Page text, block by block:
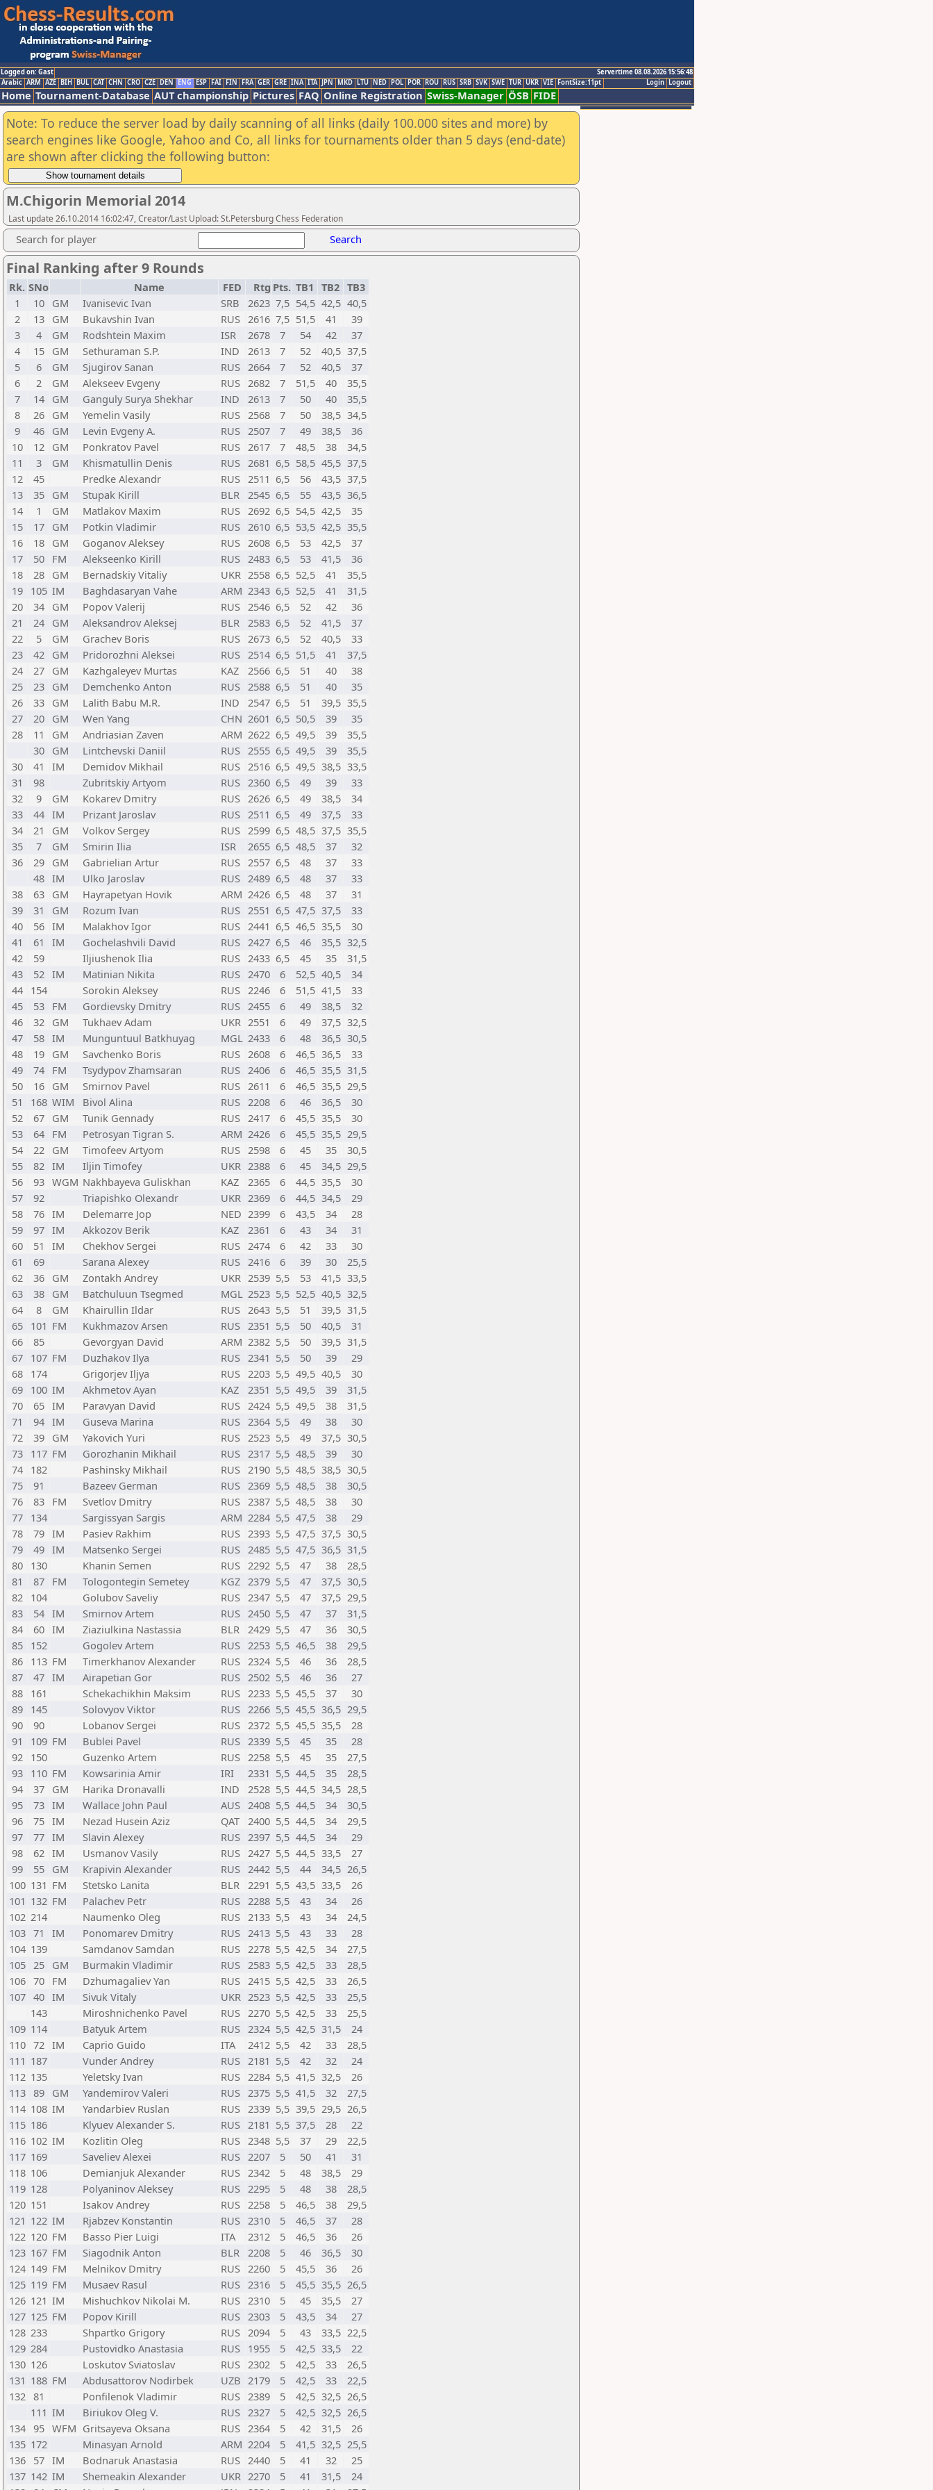
Logged on: Gast
Servertime 08.08.2026 15:56:48
Logout
Login
Arabic ARM AZE BIH BUL CAT CHN CRO CZE DEN ENG ESP FAI FIN FRA GER GRE INA ITA JPN MKD LTU NED POL POR ROU RUS SRB SVK SWE TUR UKR VIE FontSize:11pt
Home Tournament-Database AUT championship Pictures FAQ Online Registration Swiss-Manager ÖSB FIDE
Note: To reduce the server load by daily scanning of all links (daily 100.000 sites and more) by
search engines like Google, Yahoo and Co, all links for tournaments older than 5 days (end-date)
are shown after clicking the following button:
M.Chigorin Memorial 2014
Last update 26.10.2014 16:02:47, Creator/Last Upload: St.Petersburg Chess Federation
Search for player Search
Final Ranking after 9 Rounds
Rk. SNo Name FED Rtg Pts. TB1 TB2 TB3
1
10 GM Ivanisevic Ivan SRB 2623 7,5 54,5 42,5 40,5
2
13 GM Bukavshin Ivan RUS 2616 7,5 51,5 41
39
3
4 GM Rodshtein Maxim ISR 2678 7 54 42
37
4
15 GM Sethuraman S.P. IND 2613 7 52 40,5 37,5
5
6 GM Sjugirov Sanan RUS 2664 7 52 40,5
37
6
2 GM Alekseev Evgeny RUS 2682 7 51,5 40
35,5
7
14 GM Ganguly Surya Shekhar IND 2613 7 50 40
35,5
8
26 GM Yemelin Vasily RUS 2568 7 50 38,5 34,5
9
46 GM Levin Evgeny A. RUS 2507 7 49 38,5
36
10
12 GM Ponkratov Pavel RUS 2617 7 48,5 38
34,5
11
3 GM Khismatullin Denis RUS 2681 6,5 58,5 45,5 37,5
12
45 Predke Alexandr RUS 2511 6,5 56 43,5 37,5
13
35 GM Stupak Kirill BLR 2545 6,5 55 43,5 36,5
14
1 GM Matlakov Maxim RUS 2692 6,5 54,5 42,5
35
15
17 GM Potkin Vladimir RUS 2610 6,5 53,5 42,5 35,5
16
18 GM Goganov Aleksey RUS 2608 6,5 53 42,5
37
17
50 FM Alekseenko Kirill RUS 2483 6,5 53 41,5
36
18
28 GM Bernadskiy Vitaliy UKR 2558 6,5 52,5 41
35,5
19 105 IM Baghdasaryan Vahe ARM 2343 6,5 52,5 41
31,5
20
34 GM Popov Valerij RUS 2546 6,5 52 42
36
21
24 GM Aleksandrov Aleksej BLR 2583 6,5 52 41,5
37
22
5 GM Grachev Boris RUS 2673 6,5 52 40,5
33
23
42 GM Pridorozhni Aleksei RUS 2514 6,5 51,5 41
37,5
24
27 GM Kazhgaleyev Murtas KAZ 2566 6,5 51 40
38
25
23 GM Demchenko Anton RUS 2588 6,5 51 40
35
26
33 GM Lalith Babu M.R. IND 2547 6,5 51 39,5 35,5
27
20 GM Wen Yang CHN 2601 6,5 50,5 39
35
28
11 GM Andriasian Zaven ARM 2622 6,5 49,5 39
35,5
30 GM Lintchevski Daniil RUS 2555 6,5 49,5 39
35,5
30
41 IM Demidov Mikhail RUS 2516 6,5 49,5 38,5 33,5
31
98 Zubritskiy Artyom RUS 2360 6,5 49 39
33
32
9 GM Kokarev Dmitry RUS 2626 6,5 49 38,5
34
33
44 IM Prizant Jaroslav RUS 2511 6,5 49 37,5
33
34
21 GM Volkov Sergey RUS 2599 6,5 48,5 37,5 35,5
35
7 GM Smirin Ilia ISR 2655 6,5 48,5 37
32
36
29 GM Gabrielian Artur RUS 2557 6,5 48 37
33
48 IM Ulko Jaroslav RUS 2489 6,5 48 37
33
38
63 GM Hayrapetyan Hovik ARM 2426 6,5 48 37
31
39
31 GM Rozum Ivan RUS 2551 6,5 47,5 37,5
33
40
56 IM Malakhov Igor RUS 2441 6,5 46,5 35,5
30
41
61 IM Gochelashvili David RUS 2427 6,5 46 35,5 32,5
42
59 Iljiushenok Ilia RUS 2433 6,5 45 35
31,5
43
52 IM Matinian Nikita RUS 2470 6 52,5 40,5
34
44 154 Sorokin Aleksey RUS 2246 6 51,5 41,5
33
45
53 FM Gordievsky Dmitry RUS 2455 6 49 38,5
32
46
32 GM Tukhaev Adam UKR 2551 6 49 37,5 32,5
47
58 IM Munguntuul Batkhuyag MGL 2433 6 48 36,5 30,5
48
19 GM Savchenko Boris RUS 2608 6 46,5 36,5
33
49
74 FM Tsydypov Zhamsaran RUS 2406 6 46,5 35,5 31,5
50
16 GM Smirnov Pavel RUS 2611 6 46,5 35,5 29,5
51
168 WIM Bivol Alina RUS 2208 6 46 36,5
30
52
67 GM Tunik Gennady RUS 2417 6 45,5 35,5
30
53
64 FM Petrosyan Tigran S. ARM 2426 6 45,5 35,5 29,5
54
22 GM Timofeev Artyom RUS 2598 6 45 35
30,5
55
82 IM Iljin Timofey UKR 2388 6 45 34,5 29,5
56
93 WGM Nakhbayeva Guliskhan KAZ 2365 6 44,5 35,5
30
57
92 Triapishko Olexandr UKR 2369 6 44,5 34,5
29
58
76 IM Delemarre Jop NED 2399 6 43,5 34
28
59
97 IM Akkozov Berik KAZ 2361 6 43 34
31
60
51 IM Chekhov Sergei RUS 2474 6 42 33
30
61
69 Sarana Alexey RUS 2416 6 39 30
25,5
62
36 GM Zontakh Andrey UKR 2539 5,5 53 41,5 33,5
63
38 GM Batchuluun Tsegmed MGL 2523 5,5 52,5 40,5 32,5
64
8 GM Khairullin Ildar RUS 2643 5,5 51 39,5 31,5
65 101 FM Kukhmazov Arsen RUS 2351 5,5 50 40,5
31
66
85 Gevorgyan David ARM 2382 5,5 50 39,5 31,5
67 107 FM Duzhakov Ilya RUS 2341 5,5 50 39
29
68 174 Grigorjev Iljya RUS 2203 5,5 49,5 40,5
30
69 100 IM Akhmetov Ayan KAZ 2351 5,5 49,5 39
31,5
70
65 IM Paravyan David RUS 2424 5,5 49,5 38
31,5
71
94 IM Guseva Marina RUS 2364 5,5 49 38
30
72
39 GM Yakovich Yuri RUS 2523 5,5 49 37,5 30,5
73 117 FM Gorozhanin Mikhail RUS 2317 5,5 48,5 39
30
74 182 Pashinsky Mikhail RUS 2190 5,5 48,5 38,5 30,5
75
91 Bazeev German RUS 2369 5,5 48,5 38
30,5
76
83 FM Svetlov Dmitry RUS 2387 5,5 48,5 38
30
77 134 Sargissyan Sargis ARM 2284 5,5 47,5 38
29
78
79 IM Pasiev Rakhim RUS 2393 5,5 47,5 37,5 30,5
79
49 IM Matsenko Sergei RUS 2485 5,5 47,5 36,5 31,5
80 130 Khanin Semen RUS 2292 5,5 47 38
28,5
81
87 FM Tologontegin Semetey KGZ 2379 5,5 47 37,5 30,5
82 104 Golubov Saveliy RUS 2347 5,5 47 37,5 29,5
83
54 IM Smirnov Artem RUS 2450 5,5 47 37
31,5
84
60 IM Ziaziulkina Nastassia BLR 2429 5,5 47 36
30,5
85 152 Gogolev Artem RUS 2253 5,5 46,5 38
29,5
86 113 FM Timerkhanov Alexander RUS 2324 5,5 46 36
28,5
87
47 IM Airapetian Gor RUS 2502 5,5 46 36
27
88 161 Schekachikhin Maksim RUS 2233 5,5 45,5 37
30
89 145 Solovyov Viktor RUS 2266 5,5 45,5 36,5 29,5
90
90 Lobanov Sergei RUS 2372 5,5 45,5 35,5
28
91
109 FM Bublei Pavel RUS 2339 5,5 45 35
28
92 150 Guzenko Artem RUS 2258 5,5 45 35
27,5
93 110 FM Kowsarinia Amir IRI 2331 5,5 44,5 35
28,5
94
37 GM Harika Dronavalli IND 2528 5,5 44,5 34,5 28,5
95
73 IM Wallace John Paul AUS 2408 5,5 44,5 34
30,5
96
75 IM Nezad Husein Aziz QAT 2400 5,5 44,5 34
29,5
97
77 IM Slavin Alexey RUS 2397 5,5 44,5 34
29
98
62 IM Usmanov Vasily RUS 2427 5,5 44,5 33,5
27
99
55 GM Krapivin Alexander RUS 2442 5,5 44 34,5 26,5
100 131 FM Stetsko Lanita BLR 2291 5,5 43,5 33,5
26
101 132 FM Palachev Petr RUS 2288 5,5 43 34
26
102 214 Naumenko Oleg RUS 2133 5,5 43 34
24,5
103 71 IM Ponomarev Dmitry RUS 2413 5,5 43 33
28
104 139 Samdanov Samdan RUS 2278 5,5 42,5 34
27,5
105 25 GM Burmakin Vladimir RUS 2583 5,5 42,5 33
28,5
106 70 FM Dzhumagaliev Yan RUS 2415 5,5 42,5 33
26,5
107 40 IM Sivuk Vitaly UKR 2523 5,5 42,5 33
25,5
143
Miroshnichenko Pavel RUS 2270 5,5 42,5 33
25,5
109 114 Batyuk Artem RUS 2324 5,5 42,5 31,5
24
110 72 IM Caprio Guido ITA 2412 5,5 42 33
28,5
111 187 Vunder Andrey RUS 2181 5,5 42 32
24
112 135 Yeletsky Ivan RUS 2284 5,5 41,5 32,5
26
113 89 GM Yandemirov Valeri RUS 2375 5,5 41,5 32
27,5
114 108 IM Yandarbiev Ruslan RUS 2339 5,5 39,5 29,5 26,5
115 186 Klyuev Alexander S. RUS 2181 5,5 37,5 28
22
116 102 IM Kozlitin Oleg RUS 2348 5,5 37 29
22,5
117 169 Saveliev Alexei RUS 2207 5 50 41
31
118 106 Demianjuk Alexander RUS 2342 5 48 38,5
29
119 128 Polyaninov Aleksey RUS 2295 5 48 38
28,5
120 151 Isakov Andrey RUS 2258 5 46,5 38
29,5
121 122 IM Rjabzev Konstantin RUS 2310 5 46,5 37
28
122 120 FM Basso Pier Luigi ITA 2312 5 46,5 36
26
123 167 FM Siagodnik Anton BLR 2208 5 46 36,5
30
124 149 FM Melnikov Dmitry RUS 2260 5 45,5 36
26
125 119 FM Musaev Rasul RUS 2316 5 45,5 35,5 26,5
126 121 IM Mishuchkov Nikolai M. RUS 2310 5 45 35,5
27
127 125 FM Popov Kirill RUS 2303 5 43,5 34
27
128 233 Shpartko Grigory RUS 2094 5 43 33,5 22,5
129 284 Pustovidko Anastasia RUS 1955 5 42,5 33,5
22
130 126 Loskutov Sviatoslav RUS 2302 5 42,5 33
26,5
131 188 FM Abdusattorov Nodirbek UZB 2179 5 42,5 33
22,5
132 81 Ponfilenok Vladimir RUS 2389 5 42,5 32,5 26,5
111 IM Biriukov Oleg V. RUS 2327 5 42,5 32,5 26,5
134 95 WFM Gritsayeva Oksana RUS 2364 5 42 31,5
26
135 172 Minasyan Arnold ARM 2204 5 41,5 32,5 25,5
136 57 IM Bodnaruk Anastasia RUS 2440 5 41 32
25
137 142 IM Shemeakin Alexander UKR 2270 5 41 31,5
24